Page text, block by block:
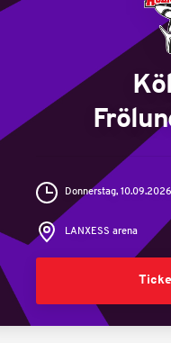
Donnerstag, 10.09.2026
LANXESS arena